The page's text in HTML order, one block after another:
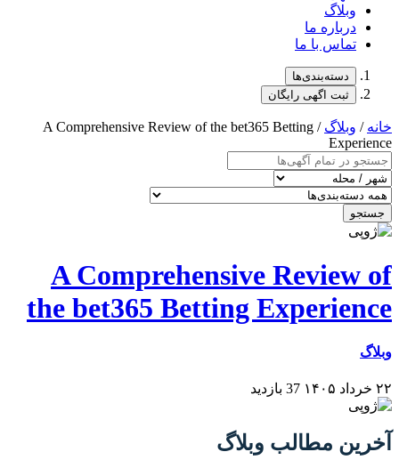
وبلاگ
درباره ما
تماس با ما
دسته‌بندی‌ها
ثبت اگهی رایگان
خانه / وبلاگ
/ A Comprehensive Review of the bet365 Betting
Experience
جستجو
A Comprehensive Review of
the bet365 Betting Experience
وبلاگ
۲۲ خرداد ۱۴۰۵ 37 بازدید
آخرین مطالب وبلاگ